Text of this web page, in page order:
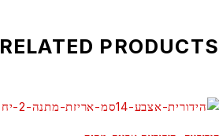
RELATED PRODUCTS